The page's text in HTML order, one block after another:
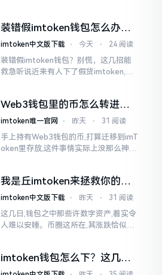
直忐忑不安。我折腾了好些日子
装错假imtoken钱包怎么办？
别慌，快卸载，这几招能救急
imtoken中文版下载 ⋅ 今天 ⋅ 24 阅读
装错假imtoken钱包？别慌，这几招能
救急听说近来有人下了假货imtoken,心
是陷阱。
Web3钱包里的币怎么转进
imToken？别慌，三步搞定
imtoken唯一官网 ⋅ 昨天 ⋅ 31 阅读
手上持有Web3钱包的币,打算迁移到imT
oken里存放,这件事情实际上没那么神秘
我是丘imtoken来拯救你的钱
包
imtoken中文版下载 ⋅ 昨天 ⋅ 31 阅读
这几日,钱包之中那些许数字资产,着实令
人难以安睡。币圈这所在,其涨跌恰似翻
堆币
imtoken钱包怎么下？这几种
靠谱路子别走歪